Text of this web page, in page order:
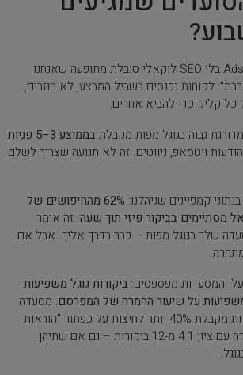
מסעדה שמשתמשת ב-Ads בלי SEO לוקאלי סובלת מתופעה שאנחנו
לקוחות נכנסים בשביל המבצע, לא חוזרים,
קליק כדי להביא אחרים.
גבוה בגוגל מפות מקבלת
בממוצע 3–5 פניות
ווטסאפ, ניווטים. זה לא תנועה שצריך לשלם
קמפיינים שניהלנו:
62% מהחיפושים של
מסתיימים בביקור פיזי תוך שעה. זה אומר
שלך בגוגל מפות – כבר בדרך אליך. אבל אם
המסעדות מפספסים: ביקורות גוגל משפיעות
על שיעור ההמרה של המפרסם. מסעדה
עם ציון 4.7 מ-80 ביקורות מקבלת 40% יותר לחיצות על כפתור "הוראות
הגעה" בהשוואה למסעדה עם ציון 4.1 מ-12 ביקורות – גם אם שתיהן